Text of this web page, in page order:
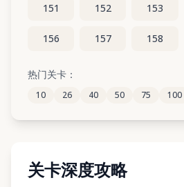
151 152 153
156 157 158
161
166 167 168
热门关卡：
10 26 40 50 75 100
关卡深度攻略